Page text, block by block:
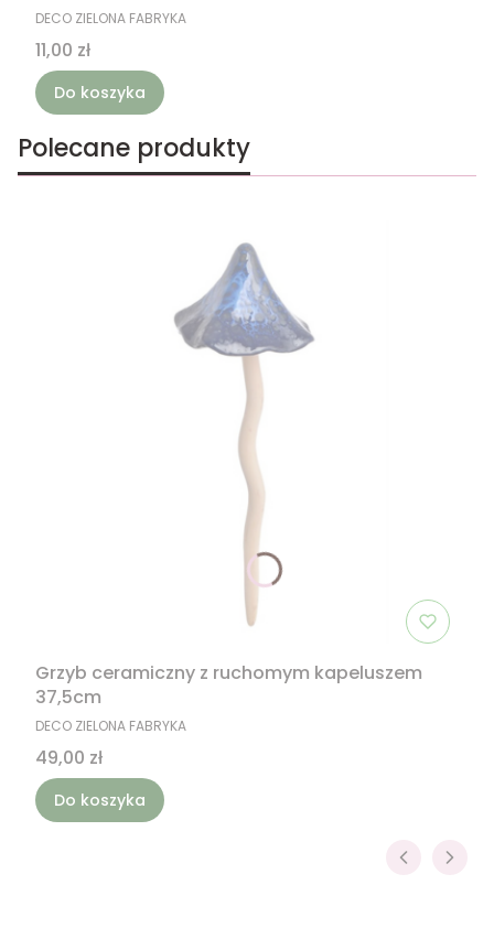
PRODUCENT
DECO ZIELONA FABRYKA
Cena
11,00 zł
Do koszyka
Polecane produkty
Grzyb ceramiczny z ruchomym kapeluszem
37,5cm
PRODUCENT
DECO ZIELONA FABRYKA
Cena
49,00 zł
Do koszyka